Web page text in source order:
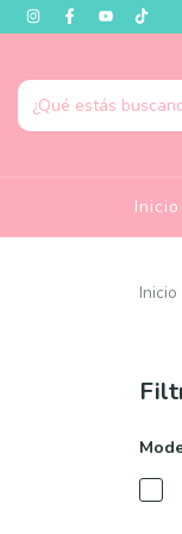
visitar nuestro
Inicio
Inicio